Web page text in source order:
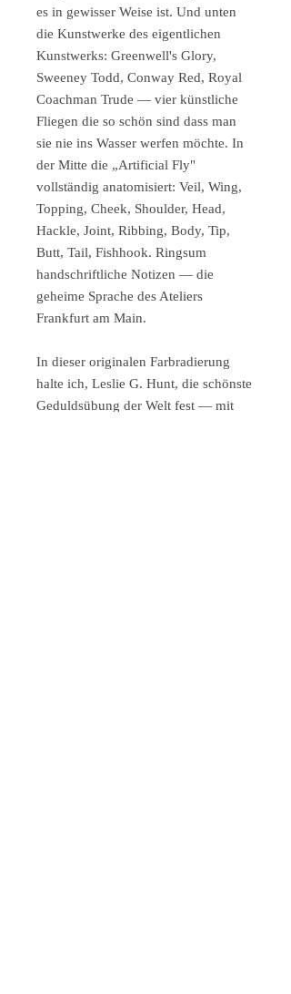
es in gewisser Weise ist. Und unten
die Kunstwerke des eigentlichen
Kunstwerks: Greenwell's Glory,
Sweeney Todd, Conway Red, Royal
Coachman Trude — vier künstliche
Fliegen die so schön sind dass man
sie nie ins Wasser werfen möchte. In
der Mitte die „Artificial Fly"
vollständig anatomisiert: Veil, Wing,
Topping, Cheek, Shoulder, Head,
Hackle, Joint, Ribbing, Body, Tip,
Butt, Tail, Fishhook. Ringsum
handschriftliche Notizen — die
geheime Sprache des Ateliers
Frankfurt am Main.
In dieser originalen Farbradierung
halte ich, Leslie G. Hunt, die schönste
Geduldsübung der Welt fest — mit